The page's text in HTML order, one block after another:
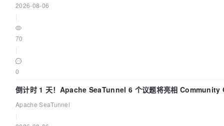
2026-08-06
70
0
倒计时 1 天！Apache SeaTunnel 6 个议题将亮相
Apache SeaTunnel